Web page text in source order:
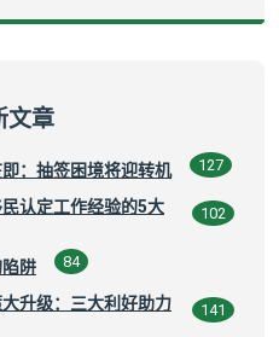
文章
：抽签困境将迎转机 127
认定工作经验的5大
102
阱 84
升级：三大利好助力
141